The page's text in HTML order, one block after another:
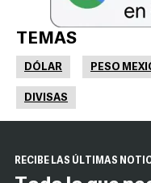
TEMAS
DÓLAR PESO
DIVISAS
RECIBE LAS ÚLTIMAS